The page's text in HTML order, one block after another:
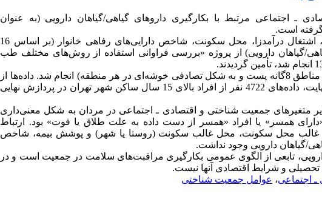
ـ اجتماعی مرتبط با بکارگیری داروهای گیاهی/گیاهان دارویی (به عنوان
است.
داده‌های مورد نیاز (شامل داده‌های جمعیت شناختی، تحصیلات، اشتغال درآمدزا، محل سکونت، شاخص دارایی‌های رفاهی خانوار (بر اساس 16
گیاهان دارویی) از پروژه «بررسی فراوانی استفاده از روش‌های مختلف طب
نمونه گیری به شکل چند مرحله‌ای (متناسب با جمعیت هر یک از مناطق 8گانه پست و به شکل تصادفی خوشه‌ای در هر منطقه) انجام شد. داده‌ها از
طریق پرسشگری مستقیم از خود افراد فراهم شده است. در نهایت، داده‌های 4722 نفر از افراد بالای 15 سال ساکن شهر تهران در پردازش نهایی
متغیرهای جمعیت شناختی و اقتصادی ـ اجتماعی در مردان به شکل معنی‌داری
«دارای همسر» یا افراد «همسر از دست داده به علت طلاق یا فوت» بود. ارتباط
غالب محل سکونت، محل غالب سکونت (روستا یا شهر) و پوشش بیمه، شاخص
گیاهان دارویی وجود نداشت.
تابعی از الگوی عمومی بکارگیری مراقبت‌های سلامت در جمعیت است و در
و شرایط اقتصادی آنها نیست.
ـ اجتماعی، عوامل جمعیت شناختی